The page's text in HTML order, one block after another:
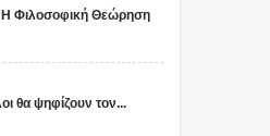
Φιλοσοφική Θεώρηση
θα ψηφίζουν τον...